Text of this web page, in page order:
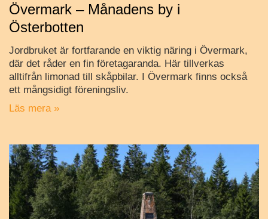
Övermark – Månadens by i
Österbotten
Jordbruket är fortfarande en viktig näring i Övermark,
där det råder en fin företagaranda. Här tillverkas
alltifrån limonad till skåpbilar. I Övermark finns också
ett mångsidigt föreningsliv.
Läs mera »